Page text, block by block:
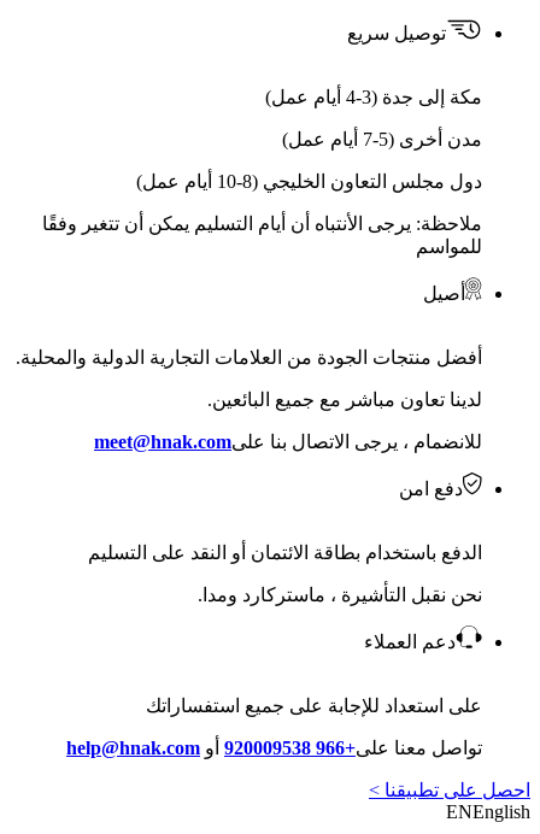
توصيل سريع
مكة إلى جدة (3-4 أيام عمل)
مدن أخرى (5-7 أيام عمل)
دول مجلس التعاون الخليجي (8-10 أيام عمل)
ملاحظة: يرجى الأنتباه أن أيام التسليم يمكن أن تتغير وفقًا
للمواسم
أصيل
أفضل منتجات الجودة من العلامات التجارية الدولية والمحلية.
لدينا تعاون مباشر مع جميع البائعين.
للانضمام ، يرجى الاتصال بنا علىmeet@hnak.com
دفع امن
الدفع باستخدام بطاقة الائتمان أو النقد على التسليم
نحن نقبل التأشيرة ، ماستركارد ومدا.
دعم العملاء
على استعداد للإجابة على جميع استفساراتك
تواصل معنا على+966 920009538 أو help@hnak.com
احصل على تطبيقنا >
ENEnglish